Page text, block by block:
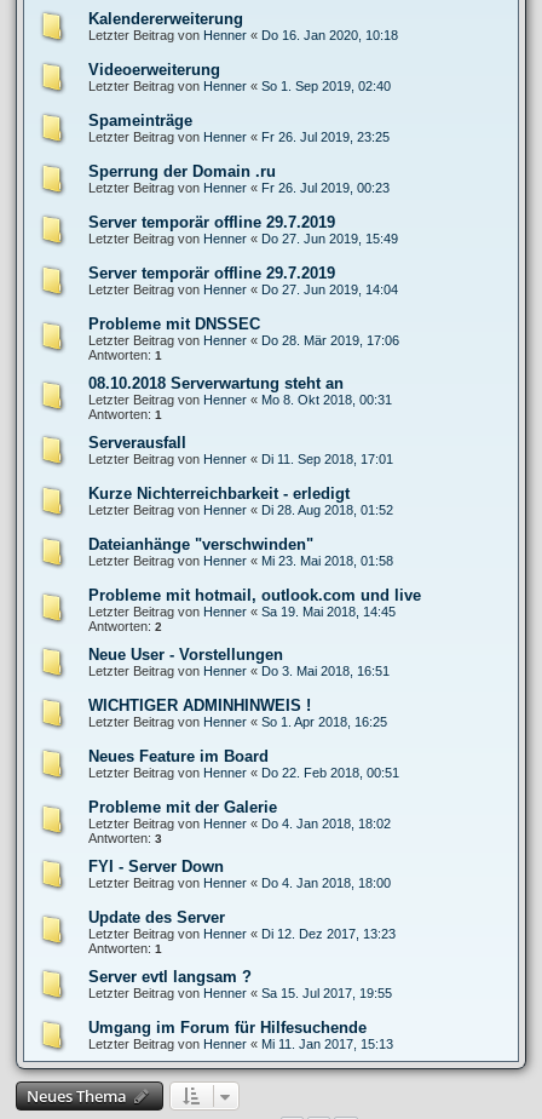
Kalendererweiterung
Letzter Beitrag von Henner « Do 16. Jan 2020, 10:18
Videoerweiterung
Letzter Beitrag von Henner « So 1. Sep 2019, 02:40
Spameinträge
Letzter Beitrag von Henner « Fr 26. Jul 2019, 23:25
Sperrung der Domain .ru
Letzter Beitrag von Henner « Fr 26. Jul 2019, 00:23
Server temporär offline 29.7.2019
Letzter Beitrag von Henner « Do 27. Jun 2019, 15:49
Server temporär offline 29.7.2019
Letzter Beitrag von Henner « Do 27. Jun 2019, 14:04
Probleme mit DNSSEC
Letzter Beitrag von Henner « Do 28. Mär 2019, 17:06
Antworten: 1
08.10.2018 Serverwartung steht an
Letzter Beitrag von Henner « Mo 8. Okt 2018, 00:31
Antworten: 1
Serverausfall
Letzter Beitrag von Henner « Di 11. Sep 2018, 17:01
Kurze Nichterreichbarkeit - erledigt
Letzter Beitrag von Henner « Di 28. Aug 2018, 01:52
Dateianhänge "verschwinden"
Letzter Beitrag von Henner « Mi 23. Mai 2018, 01:58
Probleme mit hotmail, outlook.com und live
Letzter Beitrag von Henner « Sa 19. Mai 2018, 14:45
Antworten: 2
Neue User - Vorstellungen
Letzter Beitrag von Henner « Do 3. Mai 2018, 16:51
WICHTIGER ADMINHINWEIS !
Letzter Beitrag von Henner « So 1. Apr 2018, 16:25
Neues Feature im Board
Letzter Beitrag von Henner « Do 22. Feb 2018, 00:51
Probleme mit der Galerie
Letzter Beitrag von Henner « Do 4. Jan 2018, 18:02
Antworten: 3
FYI - Server Down
Letzter Beitrag von Henner « Do 4. Jan 2018, 18:00
Update des Server
Letzter Beitrag von Henner « Di 12. Dez 2017, 13:23
Antworten: 1
Server evtl langsam ?
Letzter Beitrag von Henner « Sa 15. Jul 2017, 19:55
Umgang im Forum für Hilfesuchende
Letzter Beitrag von Henner « Mi 11. Jan 2017, 15:13
Neues Thema